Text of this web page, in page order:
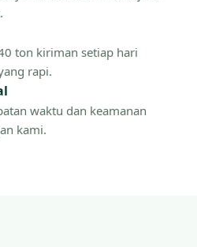
ton kiriman setiap hari
rapi.
waktu dan keamanan
kami.